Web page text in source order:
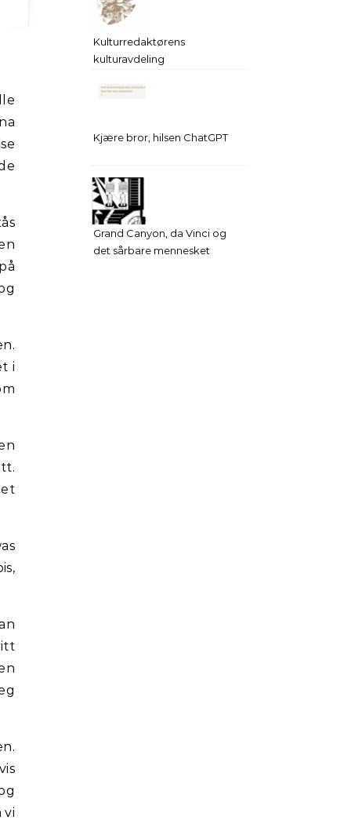
i
vi
Kulturredaktørens
kulturavdeling
Kjære bror, hilsen ChatGPT
Grand Canyon, da Vinci og
det sårbare mennesket